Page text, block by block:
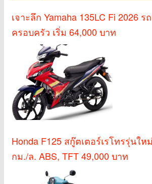
เจาะลึก Yamaha 135LC Fi 2026 ร
ครอบครัว เริ่ม 64,000 บาท
Honda F125 สกู๊ตเตอร์เรโทรรุ่นใ
กม./ล. ABS, TFT 49,000 บาท